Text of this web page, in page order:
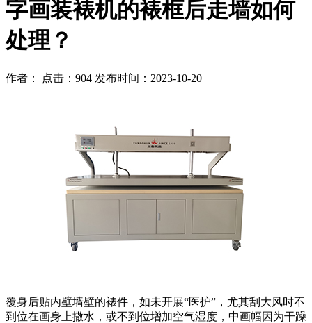
字画装裱机的裱框后走墙如何
处理？
作者： 点击：904 发布时间：2023-10-20
覆身后贴内壁墙壁的裱件，如未开展“医护”，尤其刮大风时不
到位在画身上撒水，或不到位增加空气湿度，中画幅因为干躁